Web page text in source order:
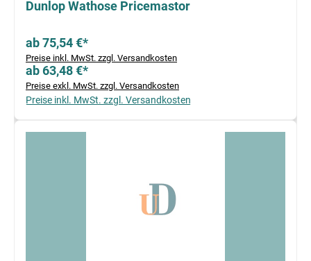
Dunlop Wathose Pricemastor
ab 75,54 €*
Preise inkl. MwSt. zzgl. Versandkosten
ab 63,48 €*
Preise exkl. MwSt. zzgl. Versandkosten
Preise inkl. MwSt. zzgl. Versandkosten